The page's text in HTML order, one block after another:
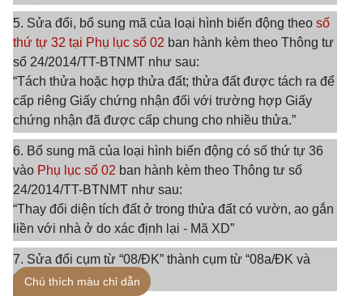
5. Sửa đổi, bổ sung mã của loại hình biến động theo số
thứ tự 32 tại Phụ lục số 02 ban hành kèm theo Thông tư
số 24/2014/TT-BTNMT như sau:
“Tách thửa hoặc hợp thửa đất; thửa đất được tách ra để
cấp riêng Giấy chứng nhận đối với trường hợp Giấy
chứng nhận đã được cấp chung cho nhiều thửa.”
6. Bổ sung mã của loại hình biến động có số thứ tự 36
vào Phụ lục số 02 ban hành kèm theo Thông tư số
24/2014/TT-BTNMT như sau:
“Thay đổi diện tích đất ở trong thửa đất có vườn, ao gắn
liền với nhà ở do xác định lại - Mã XD”
7. Sửa đổi cụm từ “08/ĐK” thành cụm từ “08a/ĐK và
08b/ĐK”.
Chú thích màu chỉ dẫn